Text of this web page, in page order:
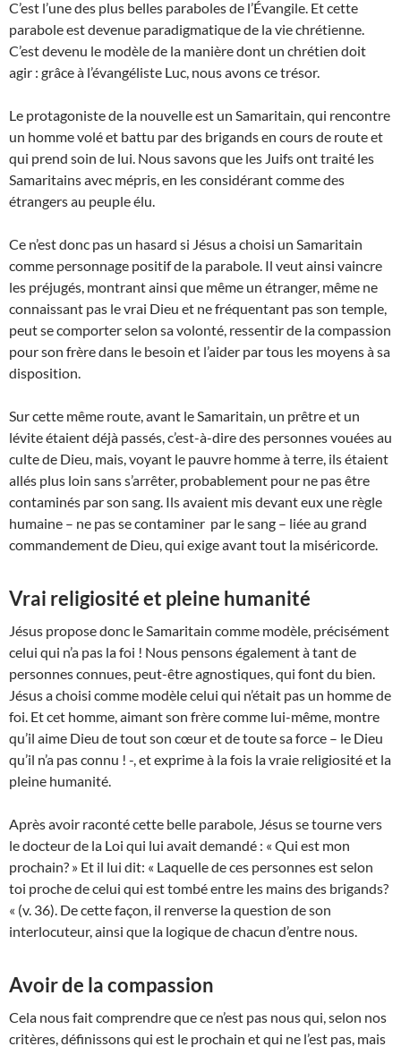
C’est l’une des plus belles paraboles de l’Évangile. Et cette
parabole est devenue paradigmatique de la vie chrétienne.
C’est devenu le modèle de la manière dont un chrétien doit
agir : grâce à l’évangéliste Luc, nous avons ce trésor.
Le protagoniste de la nouvelle est un Samaritain, qui rencontre
un homme volé et battu par des brigands en cours de route et
qui prend soin de lui. Nous savons que les Juifs ont traité les
Samaritains avec mépris, en les considérant comme des
étrangers au peuple élu.
Ce n’est donc pas un hasard si Jésus a choisi un Samaritain
comme personnage positif de la parabole. Il veut ainsi vaincre
les préjugés, montrant ainsi que même un étranger, même ne
connaissant pas le vrai Dieu et ne fréquentant pas son temple,
peut se comporter selon sa volonté, ressentir de la compassion
pour son frère dans le besoin et l’aider par tous les moyens à sa
disposition.
Sur cette même route, avant le Samaritain, un prêtre et un
lévite étaient déjà passés, c’est-à-dire des personnes vouées au
culte de Dieu, mais, voyant le pauvre homme à terre, ils étaient
allés plus loin sans s’arrêter, probablement pour ne pas être
contaminés par son sang. Ils avaient mis devant eux une règle
humaine – ne pas se contaminer par le sang – liée au grand
commandement de Dieu, qui exige avant tout la miséricorde.
Vrai religiosité et pleine humanité
Jésus propose donc le Samaritain comme modèle, précisément
celui qui n’a pas la foi ! Nous pensons également à tant de
personnes connues, peut-être agnostiques, qui font du bien.
Jésus a choisi comme modèle celui qui n’était pas un homme de
foi. Et cet homme, aimant son frère comme lui-même, montre
qu’il aime Dieu de tout son cœur et de toute sa force – le Dieu
qu’il n’a pas connu ! -, et exprime à la fois la vraie religiosité et la
pleine humanité.
Après avoir raconté cette belle parabole, Jésus se tourne vers
le docteur de la Loi qui lui avait demandé : « Qui est mon
prochain? » Et il lui dit: « Laquelle de ces personnes est selon
toi proche de celui qui est tombé entre les mains des brigands?
« (v. 36). De cette façon, il renverse la question de son
interlocuteur, ainsi que la logique de chacun d’entre nous.
Avoir de la compassion
Cela nous fait comprendre que ce n’est pas nous qui, selon nos
critères, définissons qui est le prochain et qui ne l’est pas, mais